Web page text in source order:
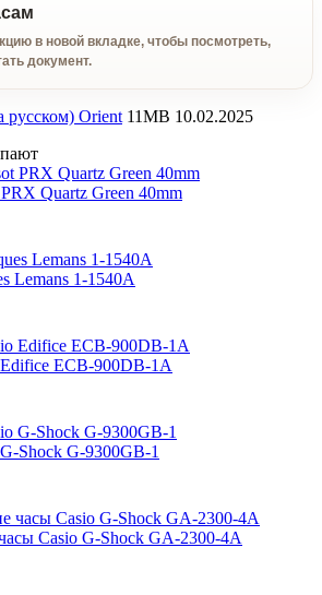
в новой вкладке, чтобы посмотреть,
документ.
русском) Orient 11MB 10.02.2025
Quartz Green 40mm
Lemans 1-1540A
ECB-900DB-1A
Shock G-9300GB-1
Casio G-Shock GA-2300-4A